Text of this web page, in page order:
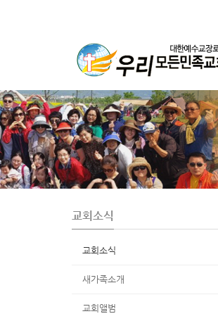
S
u
b
P
r
o
m
t
i
교회소식
교회소식
새가족소개
교회앨범